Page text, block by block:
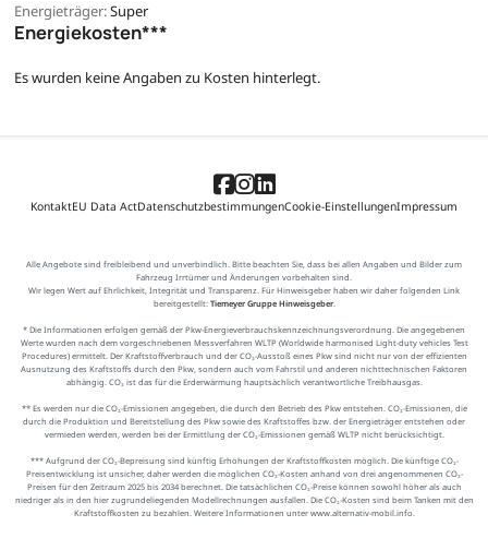
Energieträger:Super
Energiekosten***
Es wurden keine Angaben zu Kosten hinterlegt.
KontaktEU Data ActDatenschutzbestimmungenCookie-EinstellungenImpressum
Alle Angebote sind freibleibend und unverbindlich. Bitte beachten Sie, dass bei allen Angaben und Bilder zum
Fahrzeug Irrtümer und Änderungen vorbehalten sind.
Wir legen Wert auf Ehrlichkeit, Integrität und Transparenz. Für Hinweisgeber haben wir daher folgenden Link
bereitgestellt: Tiemeyer Gruppe Hinweisgeber.
* Die Informationen erfolgen gemäß der Pkw-Energieverbrauchskennzeichnungsverordnung. Die angegebenen
Werte wurden nach dem vorgeschriebenen Messverfahren WLTP (Worldwide harmonised Light-duty vehicles Test
Procedures) ermittelt. Der Kraftstoffverbrauch und der CO₂-Ausstoß eines Pkw sind nicht nur von der effizienten
Ausnutzung des Kraftstoffs durch den Pkw, sondern auch vom Fahrstil und anderen nichttechnischen Faktoren
abhängig. CO₂ ist das für die Erderwärmung hauptsächlich verantwortliche Treibhausgas.
** Es werden nur die CO₂-Emissionen angegeben, die durch den Betrieb des Pkw entstehen. CO₂-Emissionen, die
durch die Produktion und Bereitstellung des Pkw sowie des Kraftstoffes bzw. der Energieträger entstehen oder
vermieden werden, werden bei der Ermittlung der CO₂-Emissionen gemäß WLTP nicht berücksichtigt.
*** Aufgrund der CO₂-Bepreisung sind künftig Erhöhungen der Kraftstoffkosten möglich. Die künftige CO₂-
Preisentwicklung ist unsicher, daher werden die möglichen CO₂-Kosten anhand von drei angenommenen CO₂-
Preisen für den Zeitraum 2025 bis 2034 berechnet. Die tatsächlichen CO₂-Preise können sowohl höher als auch
niedriger als in den hier zugrundeliegenden Modellrechnungen ausfallen. Die CO₂-Kosten sind beim Tanken mit den
Kraftstoffkosten zu bezahlen. Weitere Informationen unter www.alternativ-mobil.info.